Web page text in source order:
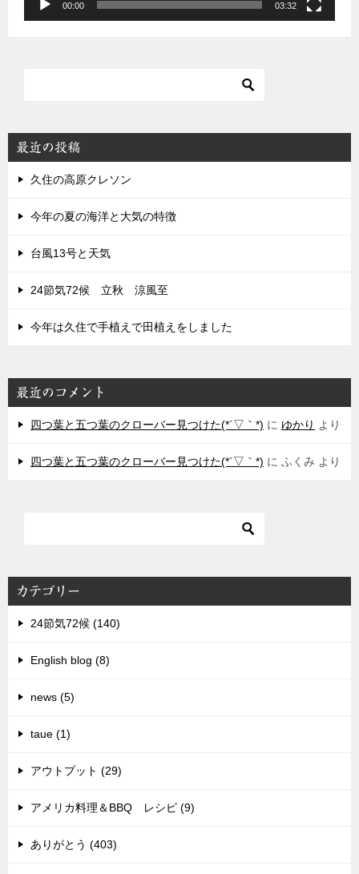
00:00 03:32
最近の投稿
久住の高原クレソン
今年の夏の海洋と大気の特徴
台風13号と天気
24節気72候 立秋 涼風至
今年は久住で手植えで田植えをしました
最近のコメント
四つ葉と五つ葉のクローバー見つけた(*´▽｀*) に ゆかり より
四つ葉と五つ葉のクローバー見つけた(*´▽｀*) に ふくみ より
カテゴリー
24節気72候 (140)
English blog (8)
news (5)
taue (1)
アウトプット (29)
アメリカ料理＆BBQ レシピ (9)
ありがとう (403)